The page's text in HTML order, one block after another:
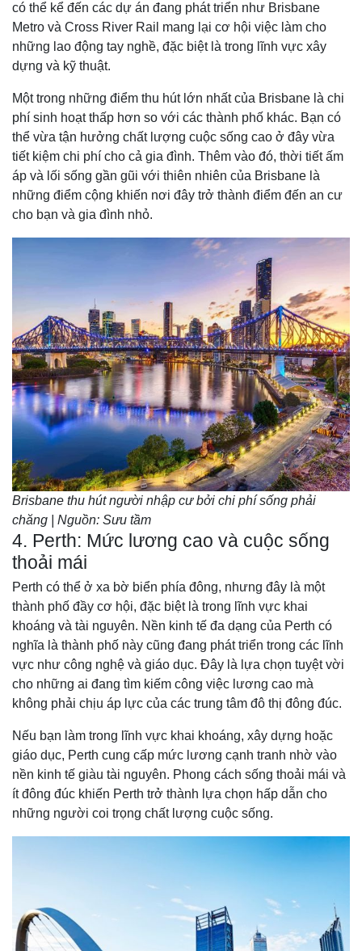
có thể kể đến các dự án đang phát triển như Brisbane
Metro và Cross River Rail mang lại cơ hội việc làm cho
những lao động tay nghề, đặc biệt là trong lĩnh vực xây
dựng và kỹ thuật.
Một trong những điểm thu hút lớn nhất của Brisbane là chi
phí sinh hoạt thấp hơn so với các thành phố khác. Bạn có
thể vừa tận hưởng chất lượng cuộc sống cao ở đây vừa
tiết kiệm chi phí cho cả gia đình. Thêm vào đó, thời tiết ấm
áp và lối sống gần gũi với thiên nhiên của Brisbane là
những điểm cộng khiến nơi đây trở thành điểm đến an cư
cho bạn và gia đình nhỏ.
Brisbane thu hút người nhập cư bởi chi phí sống phải
chăng | Nguồn: Sưu tầm
4. Perth: Mức lương cao và cuộc sống
thoải mái
Perth có thể ở xa bờ biển phía đông, nhưng đây là một
thành phố đầy cơ hội, đặc biệt là trong lĩnh vực khai
khoáng và tài nguyên. Nền kinh tế đa dạng của Perth có
nghĩa là thành phố này cũng đang phát triển trong các lĩnh
vực như công nghệ và giáo dục. Đây là lựa chọn tuyệt vời
cho những ai đang tìm kiếm công việc lương cao mà
không phải chịu áp lực của các trung tâm đô thị đông đúc.
Nếu bạn làm trong lĩnh vực khai khoáng, xây dựng hoặc
giáo dục, Perth cung cấp mức lương cạnh tranh nhờ vào
nền kinh tế giàu tài nguyên. Phong cách sống thoải mái và
ít đông đúc khiến Perth trở thành lựa chọn hấp dẫn cho
những người coi trọng chất lượng cuộc sống.